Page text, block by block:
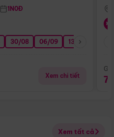
1N0Đ
30/08 06/09 13/09
Xem chi tiết
Xem tất cả